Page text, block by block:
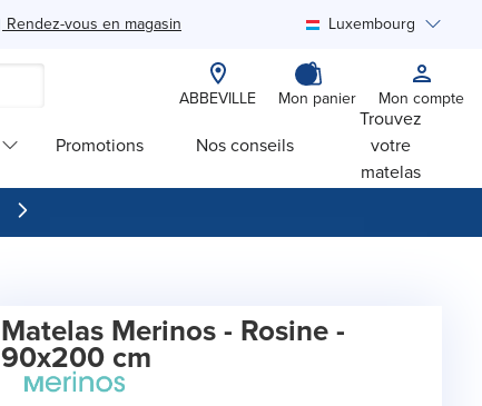
Rendez-vous en magasin Luxembourg
ABBEVILLE Mon panier Mon compte
Promotions Nos conseils
Trouvez
votre
matelas
Matelas Merinos - Rosine -
90x200 cm